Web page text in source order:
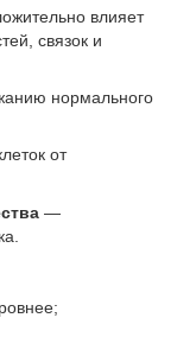
влияет
связок и
нормального
от
—